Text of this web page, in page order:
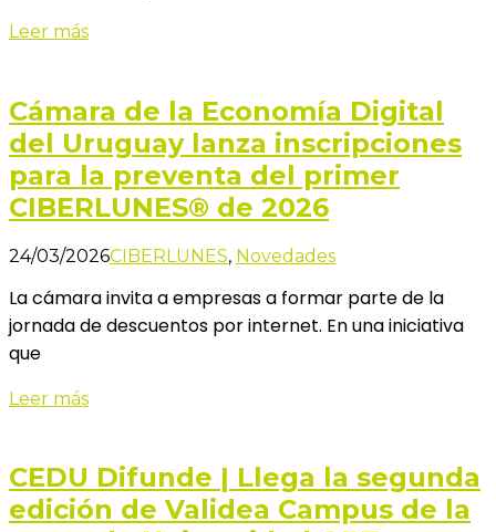
Leer más
Cámara de la Economía Digital
del Uruguay lanza inscripciones
para la preventa del primer
CIBERLUNES® de 2026
24/03/2026CIBERLUNES, Novedades
La cámara invita a empresas a formar parte de la
jornada de descuentos por internet. En una iniciativa
que
Leer más
CEDU Difunde | Llega la segunda
edición de Validea Campus de la